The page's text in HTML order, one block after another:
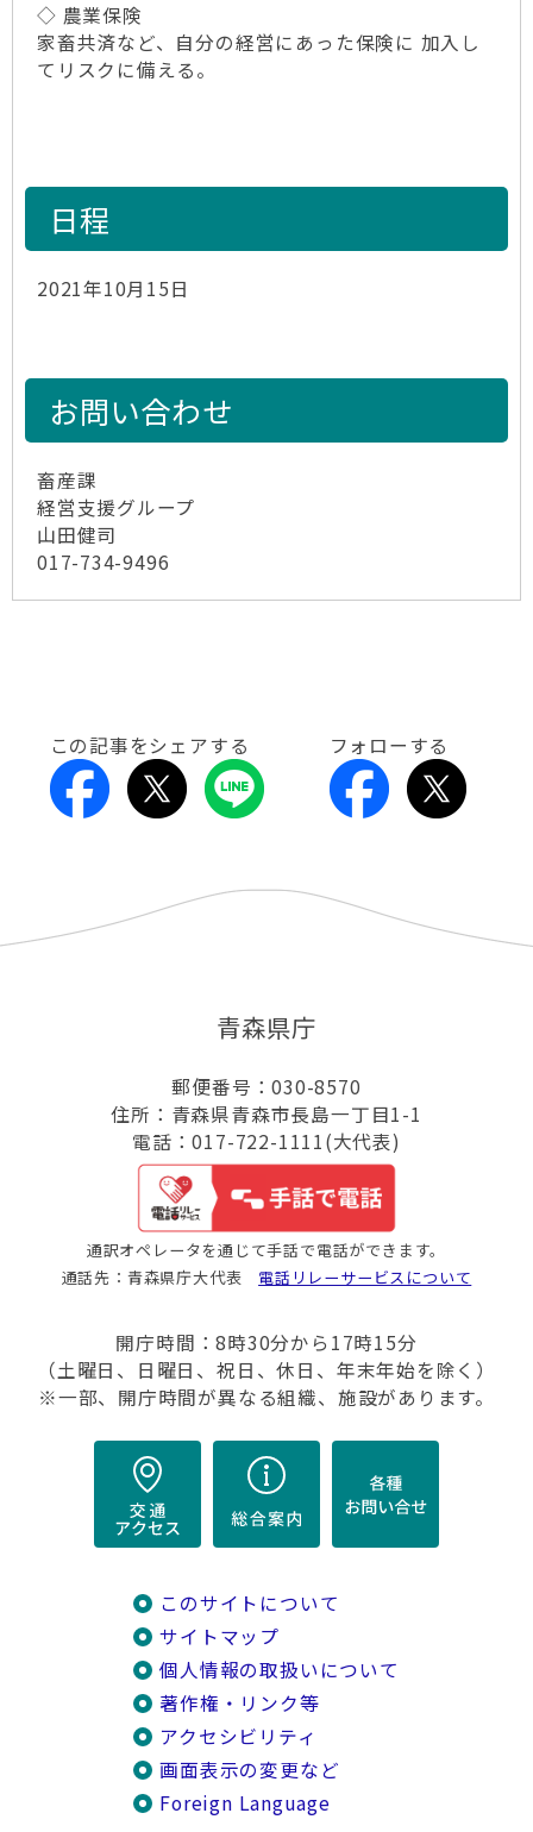
◇ 農業保険
家畜共済など、自分の経営にあった保険に 加入し
てリスクに備える。
日程
2021年10月15日
お問い合わせ
畜産課
経営支援グループ
山田健司
017-734-9496
この記事をシェアする フォローする
青森県庁
郵便番号：030-8570
住所：青森県青森市長島一丁目1-1
電話：017-722-1111(大代表)
通訳オペレータを通じて手話で電話ができます。
通話先：青森県庁大代表 電話リレーサービスについて
開庁時間：8時30分から17時15分
（土曜日、日曜日、祝日、休日、年末年始を除く）
※一部、開庁時間が異なる組織、施設があります。
このサイトについて
サイトマップ
個人情報の取扱いについて
著作権・リンク等
アクセシビリティ
画面表示の変更など
Foreign Language